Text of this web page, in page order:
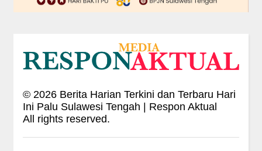
© 2026Berita Harian Terkini dan Terbaru Hari
Ini Palu Sulawesi Tengah | Respon Aktual
All rights reserved.